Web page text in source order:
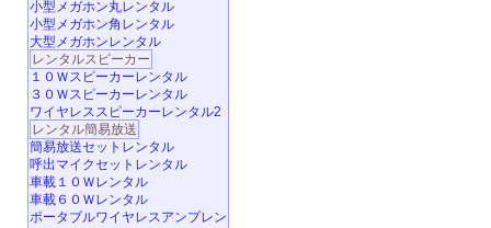
小型メガホン丸レンタル
小型メガホン角レンタル
大型メガホンレンタル
レンタルスピーカー
１０Ｗスピーカーレンタル
３０Ｗスピーカーレンタル
ワイヤレススピーカーレンタル2
レンタル簡易放送
簡易放送セットレンタル
呼出マイクセットレンタル
車載１０Ｗレンタル
車載６０Ｗレンタル
ポータブルワイヤレスアンプレン